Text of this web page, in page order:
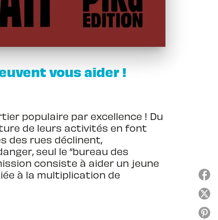
vous aider !
populaire par excellence ! Du
de leurs activités en font
des rues déclinent,
seul le “bureau des
consiste à aider un jeune
à la multiplication de